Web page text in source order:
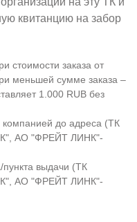
квитанцию на забор
стоимости заказа от
меньшей сумме заказа –
1.000 RUB без
компанией до адреса (ТК
АО "ФРЕЙТ ЛИНК"-
пункта выдачи (ТК
АО "ФРЕЙТ ЛИНК"-